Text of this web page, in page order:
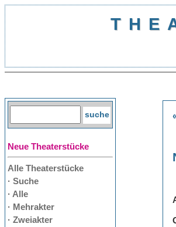
Neue Theaterstücke
Alle Theaterstücke
· Suche
· Alle
· Mehrakter
· Zweiakter